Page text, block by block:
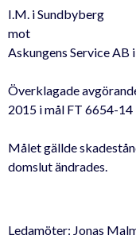
I.M. i Sundbyberg
mot
Askungens Service AB
Överklagade
2015 i mål FT 6654-14
Målet gällde
domslut ändrades.
Ledamöter: Jonas